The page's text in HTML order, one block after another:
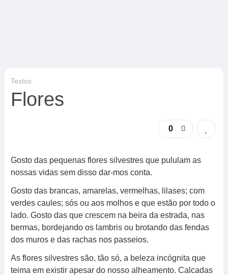
Textos
Flores
0
Gosto das pequenas flores silvestres que pululam as
nossas vidas sem disso dar-mos conta.
Gosto das brancas, amarelas, vermelhas, lilases; com
verdes caules; sós ou aos molhos e que estão por todo o
lado. Gosto das que crescem na beira da estrada, nas
bermas, bordejando os lambris ou brotando das fendas
dos muros e das rachas nos passeios.
As flores silvestres são, tão só, a beleza incógnita que
teima em existir apesar do nosso alheamento. Calcadas